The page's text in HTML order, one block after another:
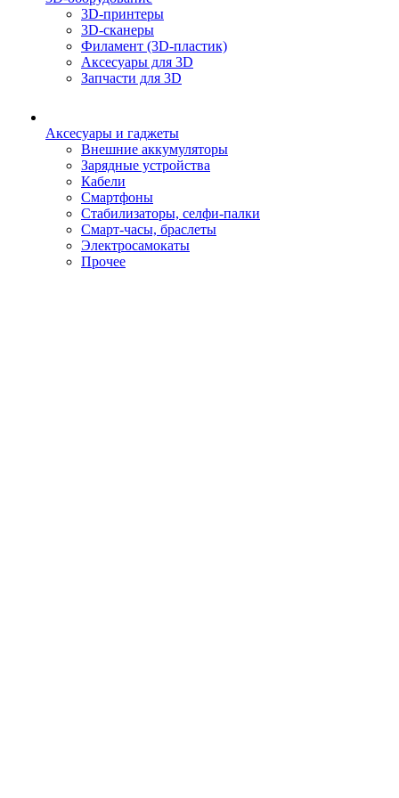
3D-принтеры
3D-сканеры
Филамент (3D-пластик)
Аксесуары для 3D
Запчасти для 3D
Аксесуары и гаджеты
Внешние аккумуляторы
Зарядные устройства
Кабели
Смартфоны
Стабилизаторы, селфи-палки
Смарт-часы, браслеты
Электросамокаты
Прочее